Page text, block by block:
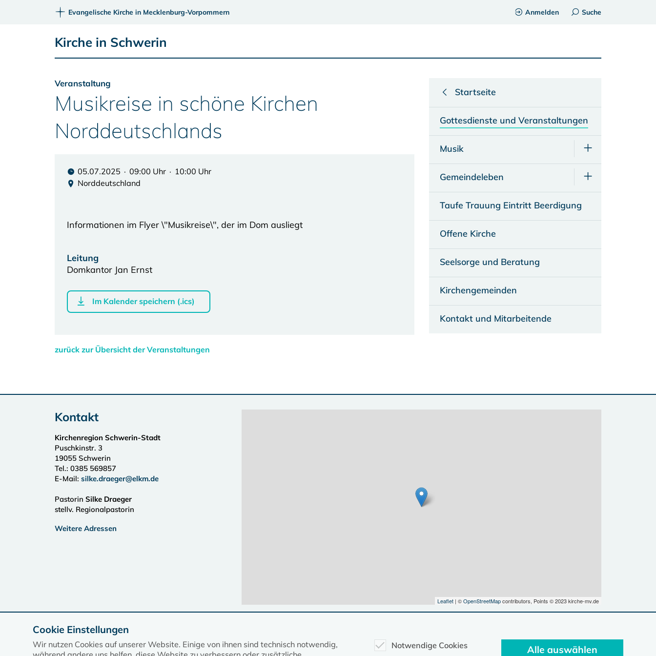
Evangelische Kirche in Mecklenburg-Vorpommern Anmelden Suche
Kirche in Schwerin
Veranstaltung
Musikreise in schöne Kirchen
Norddeutschlands
05.07.2025 · 09:00 Uhr · 10:00 Uhr
Norddeutschland
Informationen im Flyer \"Musikreise\", der im Dom ausliegt
Leitung
Domkantor Jan Ernst
Im Kalender speichern (.ics)
zurück zur Übersicht der Veranstaltungen
Startseite
Gottesdienste und Veranstaltungen
Musik
Gemeindeleben
Taufe Trauung Eintritt Beerdigung
Offene Kirche
Seelsorge und Beratung
Kirchengemeinden
Kontakt und Mitarbeitende
Kontakt
Kirchenregion Schwerin-Stadt
Puschkinstr. 3
19055 Schwerin
Tel.: 0385 569857
E-Mail: silke.draeger@elkm.de
Pastorin Silke Draeger
stellv. Regionalpastorin
Weitere Adressen
Leaflet| ©OpenStreetMapcontributors, Points © 2023 kirche-mv.de
Diese Seite gehört zum Portal
kirche-mv.de
Cookie Einstellungen
Wir nutzen Cookies auf unserer Website. Einige von ihnen sind technisch notwendig,
Notwendige Cookies Alle auswählen